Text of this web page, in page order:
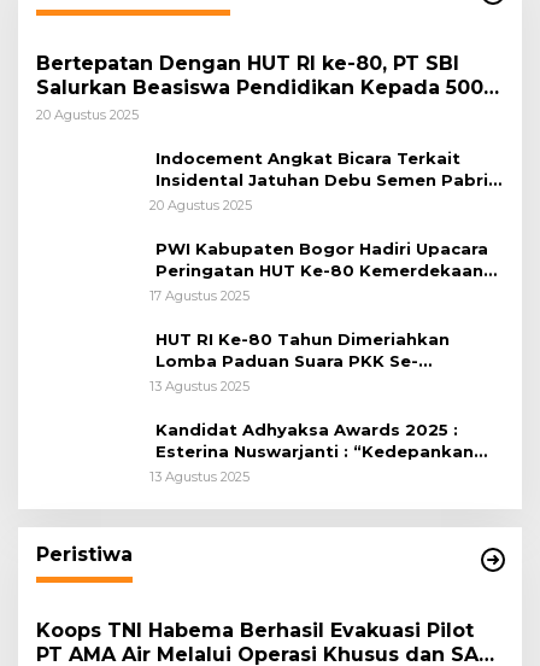
Bertepatan Dengan HUT RI ke-80, PT SBI
Salurkan Beasiswa Pendidikan Kepada 500
Pelajar
20 Agustus 2025
Indocement Angkat Bicara Terkait
Insidental Jatuhan Debu Semen Pabrik
Citeureup
20 Agustus 2025
PWI Kabupaten Bogor Hadiri Upacara
Peringatan HUT Ke-80 Kemerdekaan
RI, di Lapangan Tegar Beriman
17 Agustus 2025
HUT RI Ke-80 Tahun Dimeriahkan
Lomba Paduan Suara PKK Se-
Kabupaten Bogor
13 Agustus 2025
Kandidat Adhyaksa Awards 2025 :
Esterina Nuswarjanti : “Kedepankan
Keadilan Restoratif Wujudkan
13 Agustus 2025
Peristiwa
Koops TNI Habema Berhasil Evakuasi Pilot
PT AMA Air Melalui Operasi Khusus dan SAR